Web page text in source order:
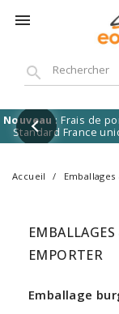

search
Nouveau: Frais de
Standard France
Accueil
EMPORTER
Emballage